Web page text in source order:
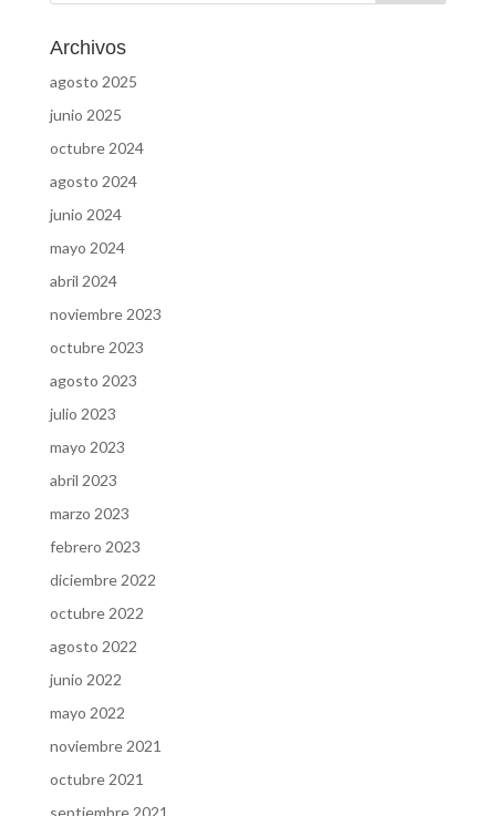
Archivos
agosto 2025
junio 2025
octubre 2024
agosto 2024
junio 2024
mayo 2024
abril 2024
noviembre 2023
octubre 2023
agosto 2023
julio 2023
mayo 2023
abril 2023
marzo 2023
febrero 2023
diciembre 2022
octubre 2022
agosto 2022
junio 2022
mayo 2022
noviembre 2021
octubre 2021
septiembre 2021